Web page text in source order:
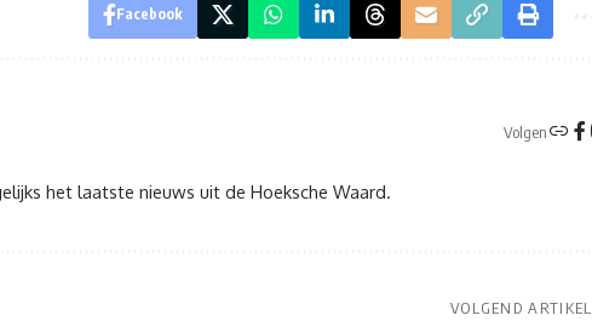
Facebook
Volgen
het laatste nieuws uit de Hoeksche Waard.
VOLGEND ARTIKEL